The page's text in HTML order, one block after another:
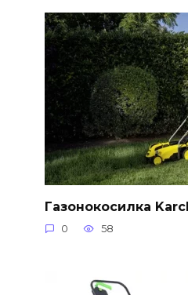
Газонокосилка
0 58